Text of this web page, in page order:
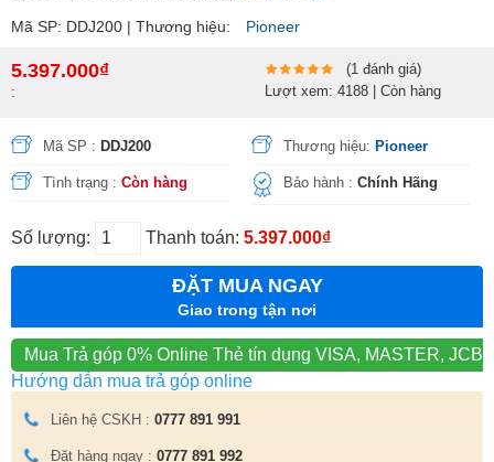
Mã SP: DDJ200 | Thương hiệu: Pioneer
5.397.000₫
:
(1 đánh giá)
Lượt xem: 4188 | Còn hàng
Mã SP : DDJ200 Thương hiệu: Pioneer
Tình trạng : Còn hàng Bảo hành :Chính Hãng
Số lượng: Thanh toán: 5.397.000₫
ĐẶT MUA NGAY
Giao trong tận nơi
Mua Trả góp 0% Online Thẻ tín dụng VISA, MASTER, JCB
Hướng dẫn mua trả góp online
Liên hệ CSKH : 0777 891 991
Đặt hàng ngay : 0777 891 992